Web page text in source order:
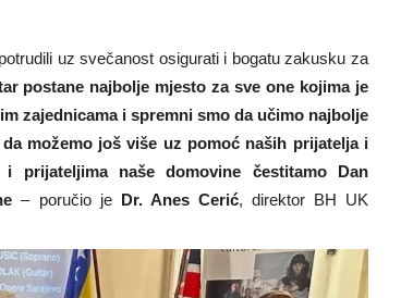
uz svečanost osigurati i bogatu zakusku za
postane najbolje mjesto za sve one kojima je
zajednicama i spremni smo da učimo najbolje
možemo još više uz pomoć naših prijatelja i
prijateljima naše domovine čestitamo Dan
– poručio je Dr. Anes Cerić, direktor BH UK